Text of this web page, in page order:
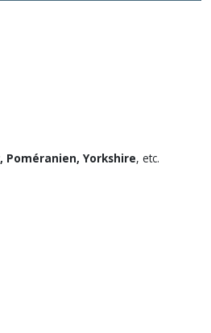
Poméranien, Yorkshire, etc.